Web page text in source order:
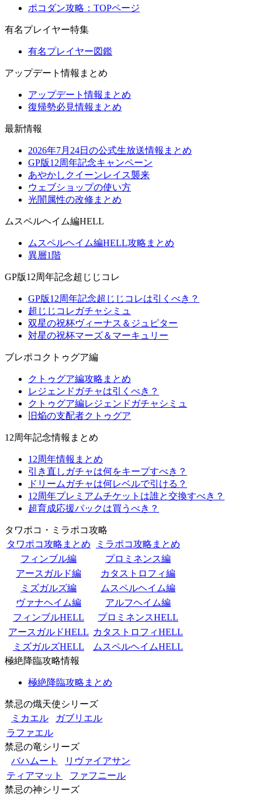
ポコダン攻略：TOPページ
有名プレイヤー特集
有名プレイヤー図鑑
アップデート情報まとめ
アップデート情報まとめ
復帰勢必見情報まとめ
最新情報
2026年7月24日の公式生放送情報まとめ
GP版12周年記念キャンペーン
あやかしクイーンレイス襲来
ウェブショップの使い方
光闇属性の改修まとめ
ムスペルヘイム編HELL
ムスペルヘイム編HELL攻略まとめ
異層1階
GP版12周年記念超じじコレ
GP版12周年記念超じじコレは引くべき？
超じじコレガチャシミュ
双星の祝杯ヴィーナス＆ジュピター
対星の祝杯マーズ＆マーキュリー
ブレポコクトゥグア編
クトゥグア編攻略まとめ
レジェンドガチャは引くべき？
クトゥグア編レジェンドガチャシミュ
旧焔の支配者クトゥグア
12周年記念情報まとめ
12周年情報まとめ
引き直しガチャは何をキープすべき？
ドリームガチャは何レベルで引ける？
12周年プレミアムチケットは誰と交換すべき？
超育成応援パックは買うべき？
タワポコ・ミラポコ攻略
タワポコ攻略まとめ
ミラポコ攻略まとめ
フィンブル編
プロミネンス編
アースガルド編
カタストロフィ編
ミズガルズ編
ムスペルヘイム編
ヴァナヘイム編
アルフヘイム編
フィンブルHELL
プロミネンスHELL
アースガルドHELL カタストロフィHELL
ミズガルズHELL
ムスペルヘイムHELL
極絶降臨攻略情報
極絶降臨攻略まとめ
禁忌の熾天使シリーズ
ミカエル
ガブリエル
ラファエル
禁忌の竜シリーズ
バハムート
リヴァイアサン
ティアマット
ファフニール
禁忌の神シリーズ